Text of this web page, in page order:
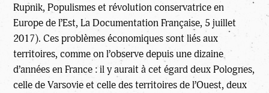
Rupnik, Populismes et révolution conservatrice en
Europe de l’Est, La Documentation Française, 5 juillet
2017). Ces problèmes économiques sont liés aux
territoires, comme on l’observe depuis une dizaine
d’années en France : il y aurait à cet égard deux Polognes,
celle de Varsovie et celle des territoires de l’Ouest, deux